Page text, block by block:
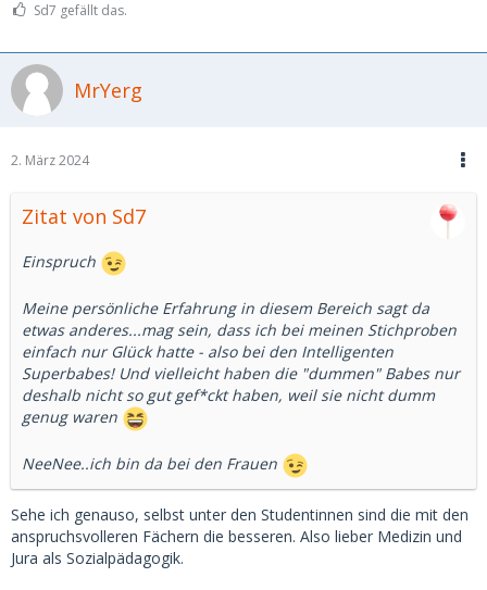
Sd7 gefällt das.
MrYerg
2. März 2024
Zitat von Sd7
Einspruch
Meine persönliche Erfahrung in diesem Bereich sagt da
etwas anderes...mag sein, dass ich bei meinen Stichproben
einfach nur Glück hatte - also bei den Intelligenten
Superbabes! Und vielleicht haben die "dummen" Babes nur
deshalb nicht so gut gef*ckt haben, weil sie nicht dumm
genug waren
NeeNee..ich bin da bei den Frauen
Sehe ich genauso, selbst unter den Studentinnen sind die mit den
anspruchsvolleren Fächern die besseren. Also lieber Medizin und
Jura als Sozialpädagogik.